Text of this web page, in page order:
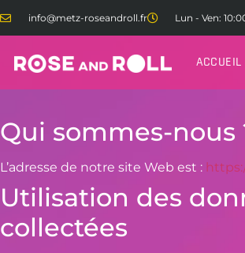
info@metz-roseandroll.fr Lun - Ven:
ACCUEIL
Qui sommes-nous
L’adresse de notre site Web est :
Utilisation des
collectées